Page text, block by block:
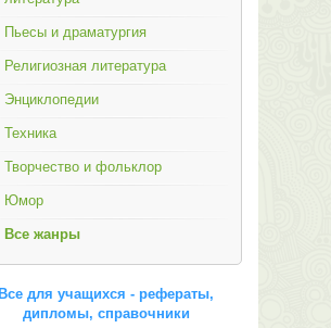
Пьесы и драматургия
Религиозная литература
Энциклопедии
Техника
Творчество и фольклор
Юмор
Все жанры
Все для учащихся - рефераты,
дипломы, справочники